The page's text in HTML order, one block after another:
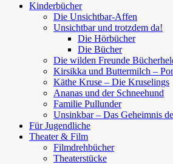
Kinderbücher
Die Unsichtbar-Affen
Unsichtbar und trotzdem da!
Die Hörbücher
Die Bücher
Die wilden Freunde
Kirsikka und Buttermilch –
Käthe Kruse – Die Kruselings
Ananas und der Schneehund
Familie Pullunder
Unsinkbar – Das Geheimnis
Für Jugendliche
Theater & Film
Filmdrehbücher
Theaterstücke